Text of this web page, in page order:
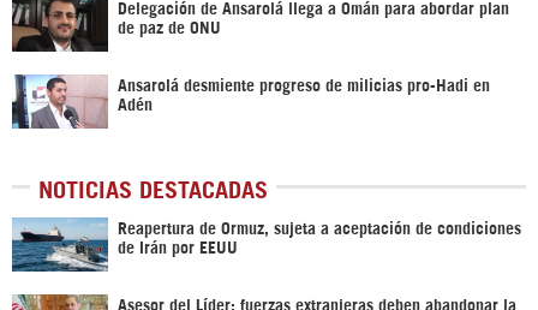
Delegación de Ansarolá llega a Omán para abordar plan
de paz de ONU
Ansarolá desmiente progreso de milicias pro-Hadi en
Adén
NOTICIAS DESTACADAS
Reapertura de Ormuz, sujeta a aceptación de condiciones
de Irán por EEUU
Asesor del Líder: fuerzas extranjeras deben abandonar la